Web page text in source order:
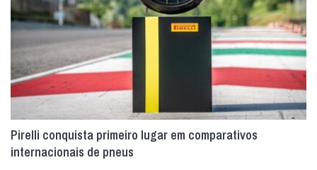
Pirelli conquista primeiro lugar em comparativos
internacionais de pneus